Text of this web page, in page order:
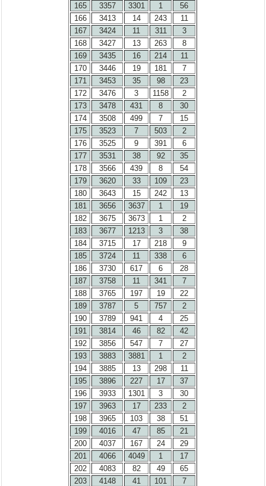
165 3357 3301 1
56
166
3413 14 243
11
167
3424 11 311
3
168
3427 13 263
8
169
3435 16 214
11
170
3446 19 181
7
171
3453 35 98
23
172
3476 3 1158
2
173
3478 431 8
30
174
3508 499 7
15
175
3523 7 503
2
176
3525 9 391
6
177
3531 38 92
35
178
3566 439 8
54
179
3620 33 109
23
180
3643 15 242
13
181
3656 3637 1
19
182
3675 3673 1
2
183
3677 1213 3
38
184
3715 17 218
9
185
3724 11 338
6
186
3730 617 6
28
187
3758 11 341
7
188
3765 197 19
22
189
3787 5 757
2
190
3789 941 4
25
191
3814 46 82
42
192
3856 547 7
27
193
3883 3881 1
2
194
3885 13 298
11
195
3896 227 17
37
196
3933 1301 3
30
197
3963 17 233
2
198
3965 103 38
51
199
4016 47 85
21
200
4037 167 24
29
201
4066 4049 1
17
202
4083 82 49
65
203
4148 41 101
7